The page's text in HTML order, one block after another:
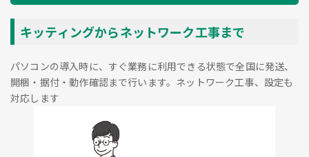
キッティングからネットワーク工事まで
パソコンの導入時に、すぐ業務に利用できる状態で全国に発送、
開梱・据付・動作確認まで行います。ネットワーク工事、設定も
対応します